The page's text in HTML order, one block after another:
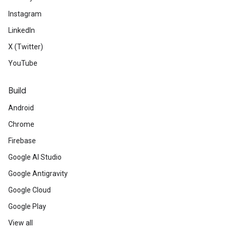
Instagram
LinkedIn
X (Twitter)
YouTube
Build
Android
Chrome
Firebase
Google AI Studio
Google Antigravity
Google Cloud
Google Play
View all